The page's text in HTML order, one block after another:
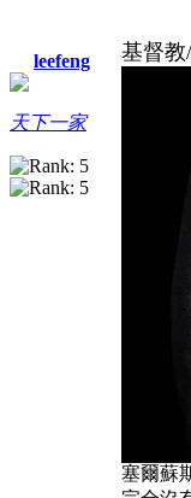
leefeng
天下一家
基督
塞爾蘇